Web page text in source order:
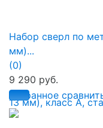
избранное
Набор сверл по
мм)...
(0)
9 290 руб.